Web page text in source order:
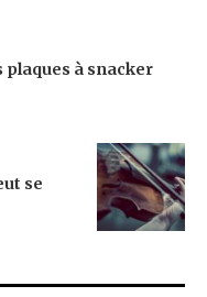
plaques à snacker
se